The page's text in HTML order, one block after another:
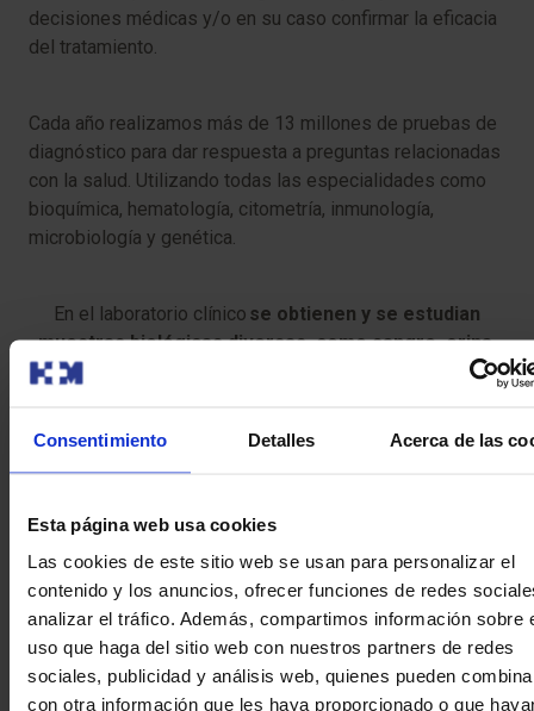
Consentimiento Detalles Acerca de las
Esta página web usa cookies
Las cookies de este sitio web se usan para personalizar el
contenido y los anuncios, ofrecer funciones de redes
analizar el tráfico. Además, compartimos información sobre
uso que haga del sitio web con nuestros partners de redes
sociales, publicidad y análisis web, quienes pueden
con otra información que les haya proporcionado o que
decisiones médicas y/o en su caso confirmar la eficacia
del tratamiento.
Cada año realizamos más de 13 millones de pruebas de
diagnóstico para dar respuesta a preguntas relacionadas
con la salud. Utilizando todas las especialidades como
bioquímica, hematología, citometría, inmunología,
microbiología y genética.
En el laboratorio clínico se obtienen y se estudian
muestras biológicas diversas, como sangre, orina,
heces, exudados
, entre otros tipos de muestras.
¿Quieres consultar el resultado
de tus pruebas?